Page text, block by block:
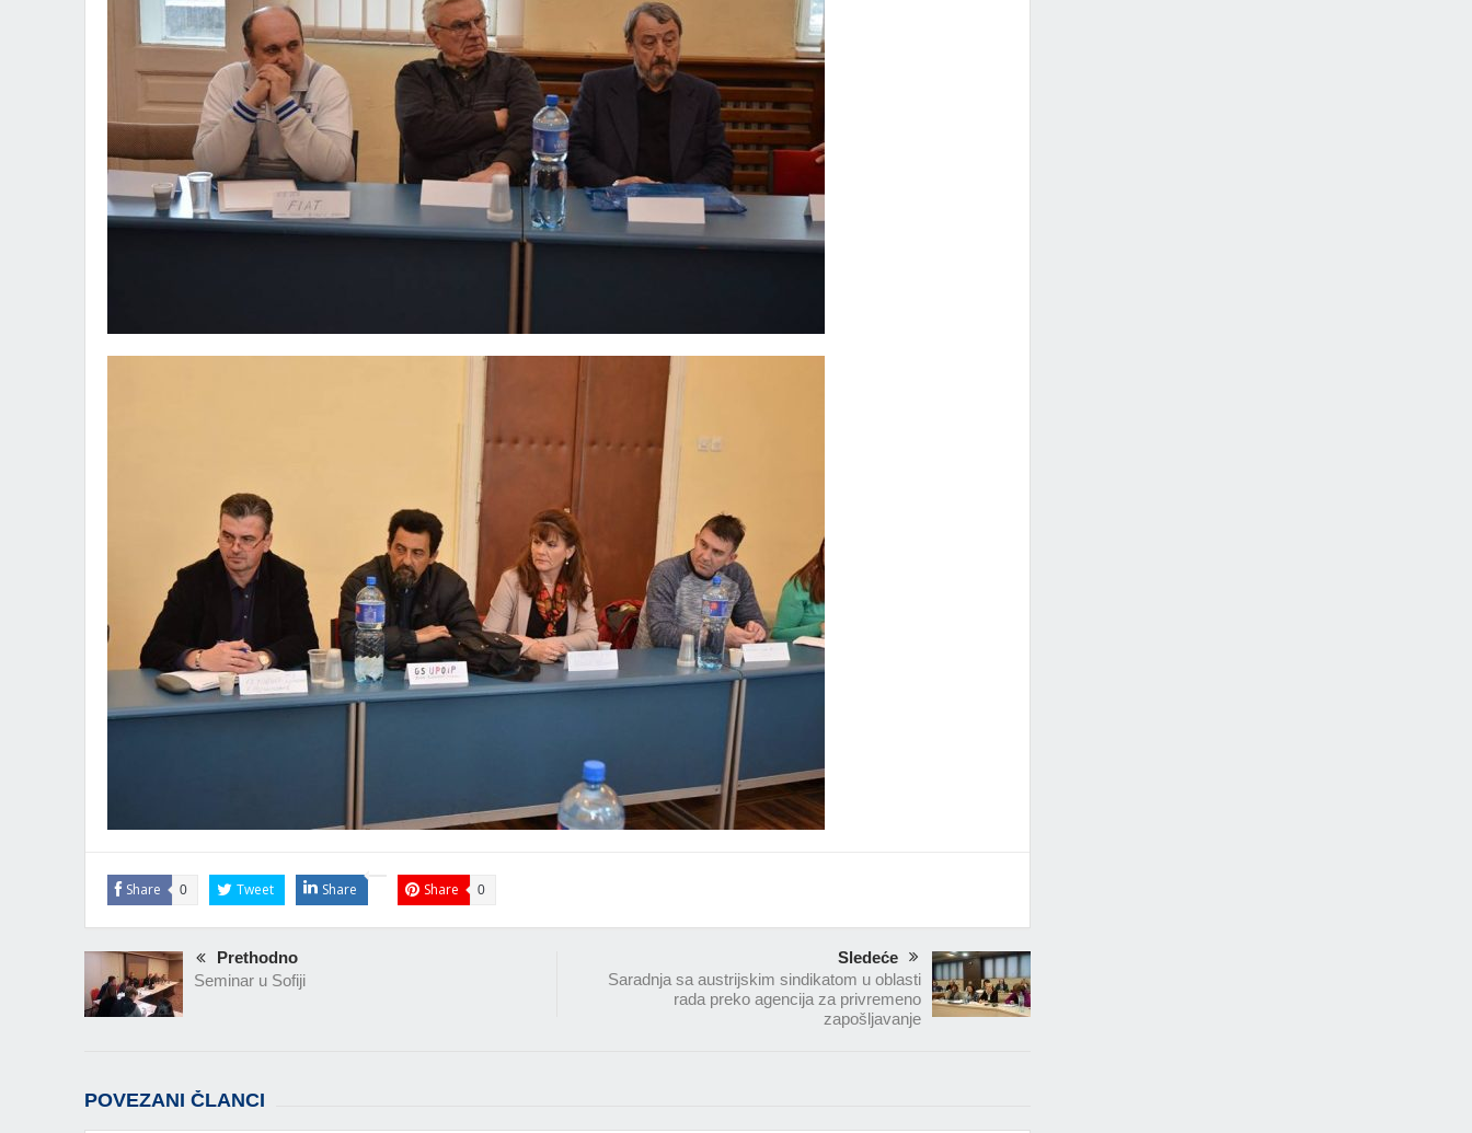
Share 0 Tweet Share Share 0
Prethodno
Seminar u Sofiji
Sledeće
Saradnja sa austrijskim sindikatom u oblasti
rada preko agencija za privremeno
zapošljavanje
POVEZANI ČLANCI